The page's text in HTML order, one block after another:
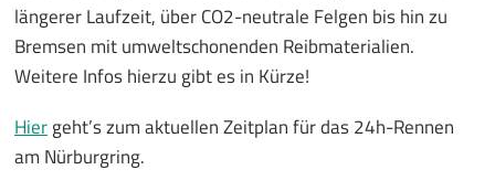
längerer Laufzeit, über CO2-neutrale Felgen bis hin zu
Bremsen mit umweltschonenden Reibmaterialien.
Weitere Infos hierzu gibt es in Kürze!
Hiergeht’s zum aktuellen Zeitplan für das 24h-Rennen
am Nürburgring.